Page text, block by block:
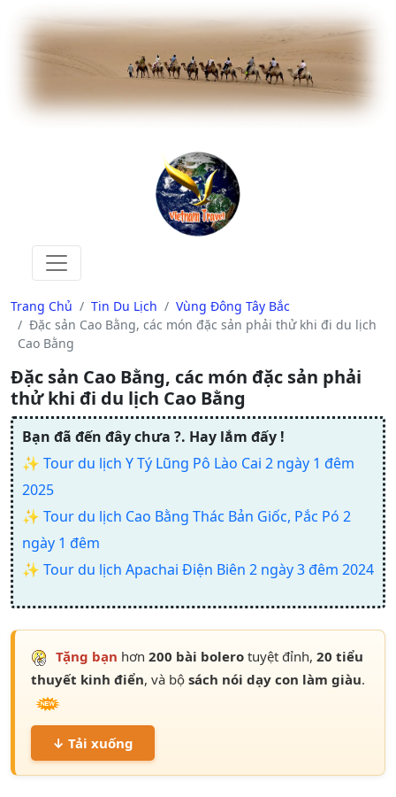
Trang Chủ Tin Du Lịch
Vùng Đông Tây Bắc
Đặc sản Cao Bằng, các món đặc sản phải thử khi đi du lịch
Cao Bằng
Đặc sản Cao Bằng, các món đặc sản phải
thử khi đi du lịch Cao Bằng
Bạn đã đến đây chưa ?. Hay lắm đấy !
✨ Tour du lịch Y Tý Lũng Pô Lào Cai 2 ngày 1 đêm
2025
✨ Tour du lịch Cao Bằng Thác Bản Giốc, Pắc Pó 2
ngày 1 đêm
✨ Tour du lịch Apachai Điện Biên 2 ngày 3 đêm 2024
Tặng bạn hơn 200 bài bolero tuyệt đỉnh, 20 tiểu
thuyết kinh điển, và bộ sách nói dạy con làm giàu.
↓ Tải xuống